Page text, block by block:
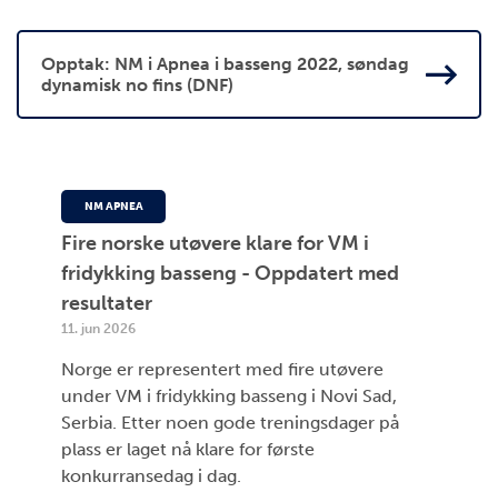
Opptak: NM i Apnea i basseng 2022, søndag
dynamisk no fins (DNF)
NM APNEA
Fire norske utøvere klare for VM i
fridykking basseng - Oppdatert med
resultater
11. jun 2026
Norge er representert med fire utøvere
under VM i fridykking basseng i Novi Sad,
Serbia. Etter noen gode treningsdager på
plass er laget nå klare for første
konkurransedag i dag.